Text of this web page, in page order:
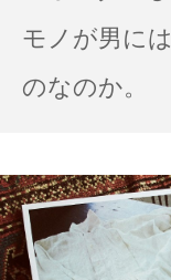
モノが男に
のなのか。